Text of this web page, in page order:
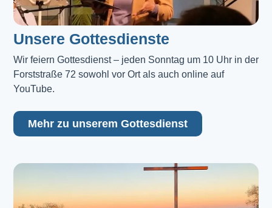
Unsere Gottesdienste
Wir feiern Gottesdienst – jeden Sonntag um 10 Uhr in der
Forststraße 72 sowohl vor Ort als auch online auf
YouTube.
Mehr zu unserem Gottesdienst